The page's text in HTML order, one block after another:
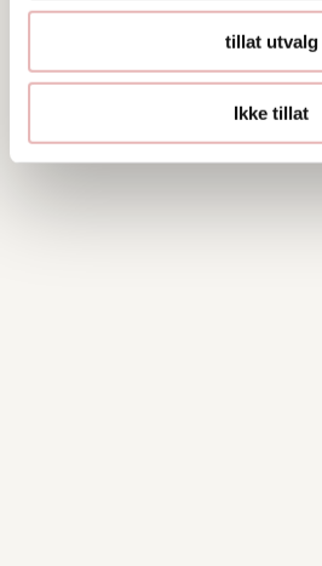
tillat utvalg
Ikke tillat